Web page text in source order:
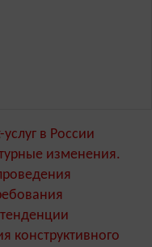
в России
изменения.
конструктивного